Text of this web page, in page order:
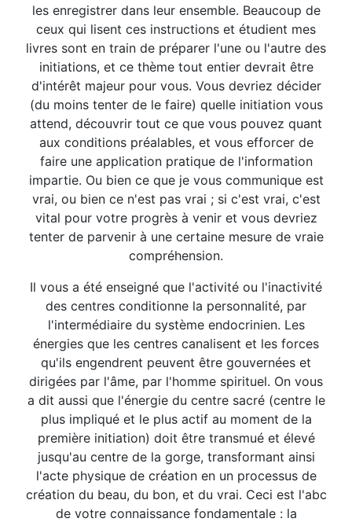
les enregistrer dans leur ensemble. Beaucoup de
ceux qui lisent ces instructions et étudient mes
livres sont en train de préparer l'une ou l'autre des
initiations, et ce thème tout entier devrait être
d'intérêt majeur pour vous. Vous devriez décider
(du moins tenter de le faire) quelle initiation vous
attend, découvrir tout ce que vous pouvez quant
aux conditions préalables, et vous efforcer de
faire une application pratique de l'information
impartie. Ou bien ce que je vous communique est
vrai, ou bien ce n'est pas vrai ; si c'est vrai, c'est
vital pour votre progrès à venir et vous devriez
tenter de parvenir à une certaine mesure de vraie
compréhension.
Il vous a été enseigné que l'activité ou l'inactivité
des centres conditionne la personnalité, par
l'intermédiaire du système endocrinien. Les
énergies que les centres canalisent et les forces
qu'ils engendrent peuvent être gouvernées et
dirigées par l'âme, par l'homme spirituel. On vous
a dit aussi que l'énergie du centre sacré (centre le
plus impliqué et le plus actif au moment de la
première initiation) doit être transmué et élevé
jusqu'au centre de la gorge, transformant ainsi
l'acte physique de création en un processus de
création du beau, du bon, et du vrai. Ceci est l'abc
de votre connaissance fondamentale : la